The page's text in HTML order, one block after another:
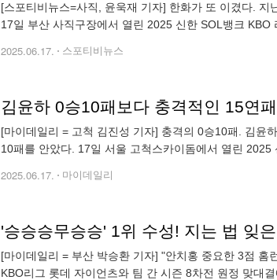
[스포티비뉴스=사직, 윤욱재 기자] 한화가 또 이겼다.
17일 부산 사직구장에서 열린 2025 신한 SOL뱅크 KBO
2025.06.17. 스포티비뉴스
[마이데일리 = 고척 김진성 기자] 충격의 0승10패. 김윤
10패를 안았다. 17일 서울 고척스카이돔에서 열린 2025
2025.06.17. 마이데일리
[마이데일리 = 부산 박승환 기자] "안치홍 중요한 3점
KBO리그 롯데 자이언츠와 팀 간 시즌 8차전 원정 맞대